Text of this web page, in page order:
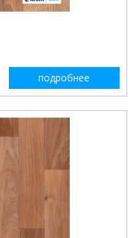
подробнее